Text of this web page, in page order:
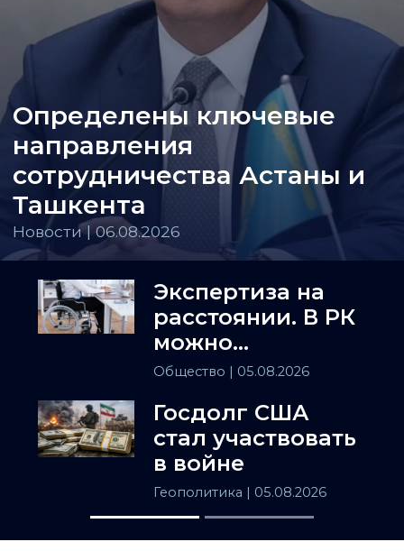
Определены ключевые
направления
сотрудничества Астаны и
Ташкента
Новости | 06.08.2026
Экспертиза на
расстоянии. В РК
можно
установить
заочно
Общество | 05.08.2026
Госдолг США
стал участвовать
в войне
Геополитика | 05.08.2026